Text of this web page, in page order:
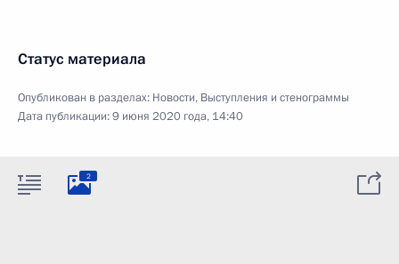
Статус материала
Опубликован в разделах: Новости, Выступления и стенограммы
Дата публикации:9 июня 2020 года, 14:40
2